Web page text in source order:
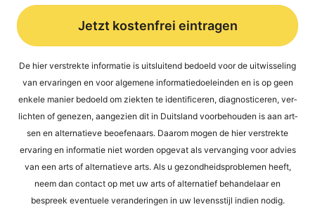
Jetzt kostenfrei eintragen
De hier ver­st­rek­te infor­ma­tie is uit­s­lui­tend bed­oeld voor de uit­wis­se­ling
van erva­rin­gen en voor alge­mene infor­ma­tied­oel­ein­den en is op geen
enke­le manier bed­oeld om ziek­ten te iden­ti­fi­ce­ren, dia­gno­sti­ce­ren, ver­
lich­ten of gene­zen, aan­ge­zi­en dit in Duit­s­land voor­be­hou­den is aan art­
sen en alter­na­tie­ve beoefen­aars. Daa­rom mogen de hier ver­st­rek­te
erva­ring en infor­ma­tie niet wor­den opge­vat als ver­van­ging voor advies
van een arts of alter­na­tie­ve arts. Als u gezond­heids­pro­ble­men heeft,
neem dan cont­act op met uw arts of alter­na­tief behan­del­a­ar en
bespreek even­tue­le ver­an­de­rin­gen in uw levens­sti­jl indi­en nodig.